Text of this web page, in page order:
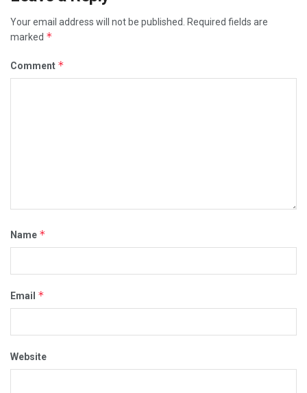
Your email address will not be published.
Required fields are
marked *
Comment *
Name *
Email *
Website